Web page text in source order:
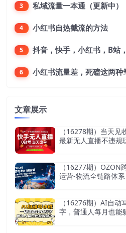
3 私域流量一本通（更新中）
4 小红书自热截流的方法
5
6 小红书流量差，死磕这两种
文章展示
（16278期）当天见
最新无人直播不违规
（16277期）
运营-物流全链路体
（16276期）AI自
字，普通人每月也能